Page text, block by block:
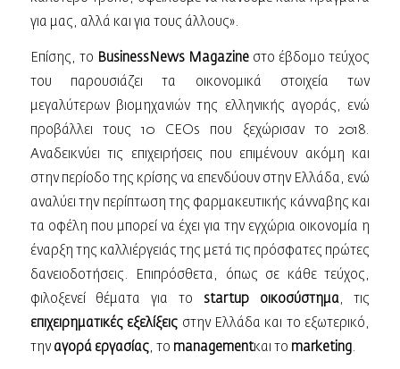
για μας, αλλά και για τους άλλους».
Επίσης, το ΒusinessNews Magazine στο έβδομο τεύχος
του παρουσιάζει τα οικονομικά στοιχεία των
μεγαλύτερων βιομηχανιών της ελληνικής αγοράς, ενώ
προβάλλει τους 10 CEOs που ξεχώρισαν το 2018.
Αναδεικνύει τις επιχειρήσεις που επιμένουν ακόμη και
στην περίοδο της κρίσης να επενδύουν στην Ελλάδα, ενώ
αναλύει την περίπτωση της φαρμακευτικής κάνναβης και
τα οφέλη που μπορεί να έχει για την εγχώρια οικονομία η
έναρξη της καλλιέργειάς της μετά τις πρόσφατες πρώτες
δανειοδοτήσεις. Επιπρόσθετα, όπως σε κάθε τεύχος,
φιλοξενεί θέματα για το startup οικοσύστημα, τις
επιχειρηματικές εξελίξεις στην Ελλάδα και το εξωτερικό,
την αγορά εργασίας, το managementκαι το marketing.